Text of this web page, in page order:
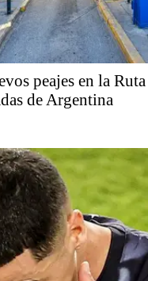
peajes en la
de Argentina